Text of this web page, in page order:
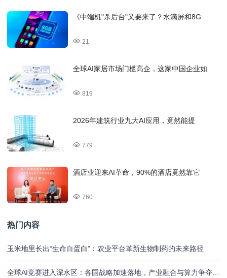
《中端机"杀后台"又要来了？水滴屏和8G
21
全球AI家居市场门槛高企，这家中国企业如
819
2026年建筑行业九大AI应用，竟然能提
779
酒店业迎来AI革命，90%的酒店竟然靠它
760
热门内容
玉米地里长出“生命白蛋白”：农业平台革新生物制药的未来路径